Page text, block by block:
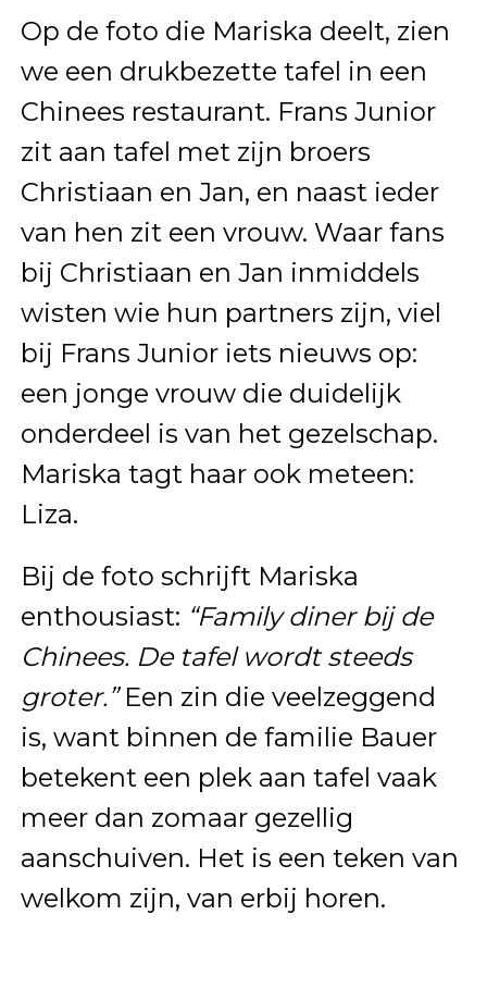
Op de foto die Mariska deelt, zien
we een drukbezette tafel in een
Chinees restaurant. Frans Junior
zit aan tafel met zijn broers
Christiaan en Jan, en naast ieder
van hen zit een vrouw. Waar fans
bij Christiaan en Jan inmiddels
wisten wie hun partners zijn, viel
bij Frans Junior iets nieuws op:
een jonge vrouw die duidelijk
onderdeel is van het gezelschap.
Mariska tagt haar ook meteen:
Liza.
Bij de foto schrijft Mariska
enthousiast: “Family diner bij de
Chinees. De tafel wordt steeds
groter.”Een zin die veelzeggend
is, want binnen de familie Bauer
betekent een plek aan tafel vaak
meer dan zomaar gezellig
aanschuiven. Het is een teken van
welkom zijn, van erbij horen.